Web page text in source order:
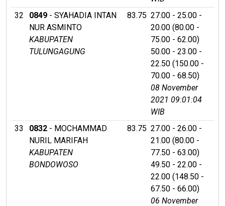
32
0849 - SYAHADIA INTAN
NUR ASMINTO
KABUPATEN
TULUNGAGUNG
83.75 27.00 - 25.00 -
20.00 (80.00 -
75.00 - 62.00)
50.00 - 23.00 -
22.50 (150.00 -
70.00 - 68.50)
08 November
2021 09:01:04
WIB
33
0832 - MOCHAMMAD
NURIL MARIFAH
KABUPATEN
BONDOWOSO
83.75 27.00 - 26.00 -
21.00 (80.00 -
77.50 - 63.00)
49.50 - 22.00 -
22.00 (148.50 -
67.50 - 66.00)
06 November